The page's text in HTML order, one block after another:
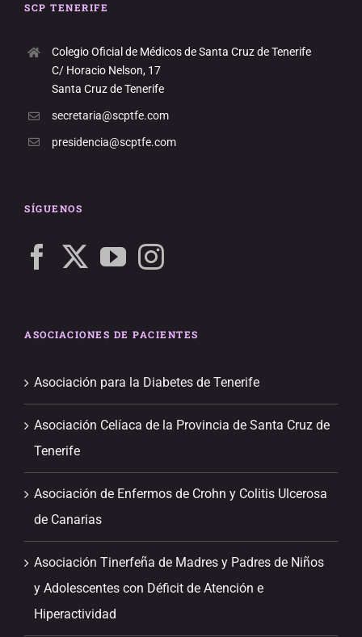
SCP TENERIFE
Colegio Oficial de Médicos de Santa Cruz de Tenerife
C/ Horacio Nelson, 17
Santa Cruz de Tenerife
secretaria@scptfe.com
presidencia@scptfe.com
SÍGUENOS
ASOCIACIONES DE PACIENTES
Asociación para la Diabetes de Tenerife
Asociación Celíaca de la Provincia de Santa Cruz de
Tenerife
Asociación de Enfermos de Crohn y Colitis Ulcerosa
de Canarias
Asociación Tinerfeña de Madres y Padres de Niños
y Adolescentes con Déficit de Atención e
Hiperactividad